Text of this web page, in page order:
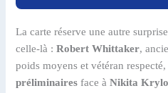
La carte réserve une autre
celle-là :Robert Whittaker,
poids moyens et vétéran
préliminaires face àNikita